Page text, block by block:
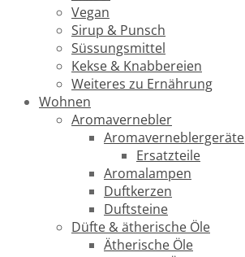
Vegan
Sirup & Punsch
Süssungsmittel
Kekse & Knabbereien
Weiteres zu Ernährung
Wohnen
Aromavernebler
Aromaverneblergeräte
Ersatzteile
Aromalampen
Duftkerzen
Duftsteine
Düfte & ätherische Öle
Ätherische Öle